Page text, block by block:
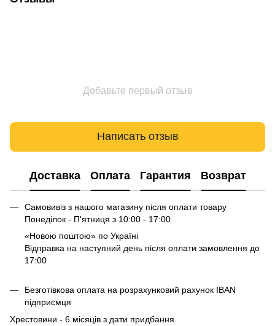
Добавьте первый отзыв
Написать отзыв
Доставка Оплата Гарантия Возврат
Самовивіз з нашого магазину після оплати товару
Понеділок - П'ятниця з 10:00 - 17:00
«Новою поштою» по Україні
Відправка на наступний день після оплати замовлення до
17:00
Безготівкова оплата на розрахунковий рахунок IBAN
підприємця
Хрестовини - 6 місяців з дати придбання.